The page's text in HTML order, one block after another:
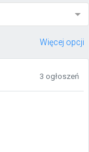
Więcej opcji
3 ogłoszeń